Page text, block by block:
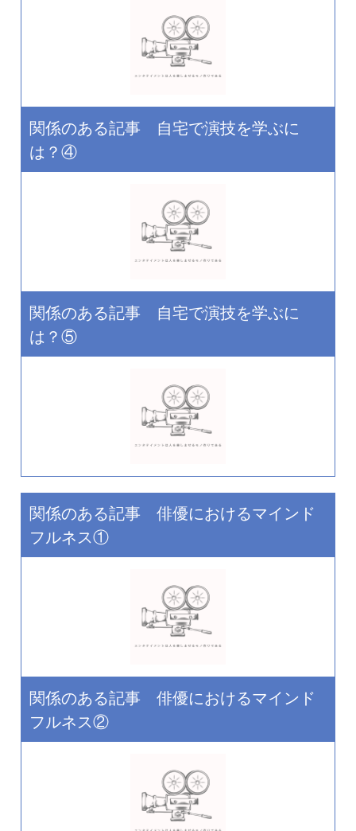
関係のある記事 自宅で演技を学ぶに
は？④
関係のある記事 自宅で演技を学ぶに
は？⑤
関係のある記事 俳優におけるマインド
フルネス①
関係のある記事 俳優におけるマインド
フルネス②